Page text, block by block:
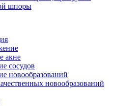
шпоры
акне
сосудов
новообразований
новообразований